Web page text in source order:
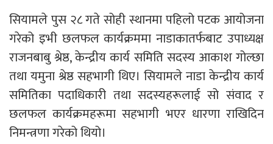
सियामले पुस २८ गते सोही स्थानमा पहिलो पटक आयोजना
गरेको इभी छलफल कार्यक्रममा नाडाकातर्फबाट उपाध्यक्ष
राजनबाबु श्रेष्ठ, केन्द्रीय कार्य समिति सदस्य आकाश गोल्छा
तथा यमुना श्रेष्ठ सहभागी थिए। सियामले नाडा केन्द्रीय कार्य
समितिका पदाधिकारी तथा सदस्यहरूलाई सो संवाद र
छलफल कार्यक्रमहरूमा सहभागी भएर धारणा राखिदिन
निमन्त्रणा गरेको थियो।